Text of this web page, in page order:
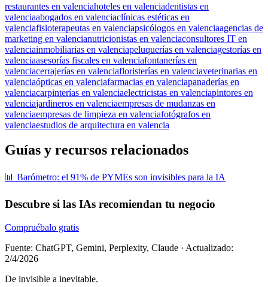
restaurantes en valenciahoteles en valenciadentistas en
valenciaabogados en valenciaclínicas estéticas en
valenciafisioterapeutas en valenciapsicólogos en valenciaagencias de
marketing en valencianutricionistas en valenciaconsultores IT en
valenciainmobiliarias en valenciapeluquerías en valenciagestorías en
valenciaasesorías fiscales en valenciafontanerías en
valenciacerrajerías en valenciafloristerías en valenciaveterinarias en
valenciaópticas en valenciafarmacias en valenciapanaderías en
valenciacarpinterías en valenciaelectricistas en valenciapintores en
valenciajardineros en valenciaempresas de mudanzas en
valenciaempresas de limpieza en valenciafotógrafos en
valenciaestudios de arquitectura en valencia
Guías y recursos relacionados
📊 Barómetro: el 91% de PYMEs son invisibles para la IA
Descubre si las IAs recomiendan tu negocio
Compruébalo gratis
Fuente: ChatGPT, Gemini, Perplexity, Claude · Actualizado:
2/4/2026
De invisible a inevitable.